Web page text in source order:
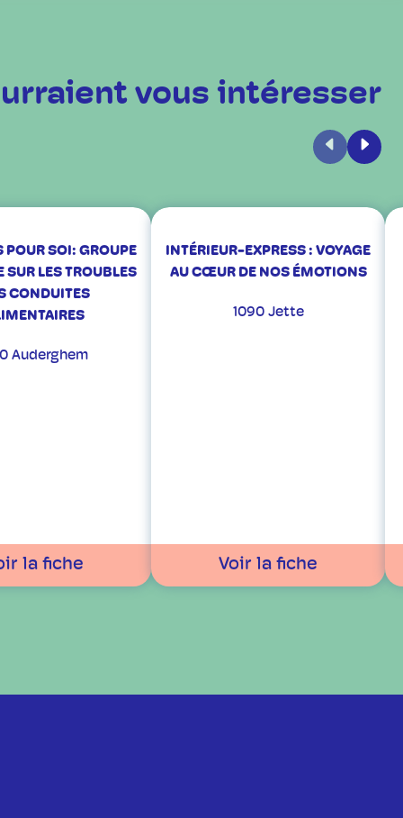
vous intéresser
Précédent
POUR SOI: GROUPE
SUR LES TROUBLES
CONDUITES
Auderghem
la fiche
INTÉRIEUR-EXPRESS : VOYAGE
AU CŒUR DE NOS ÉMOTIONS
1090 Jette
Voir la fiche